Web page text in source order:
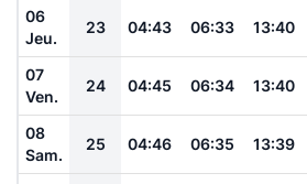
06
Jeu.
23 04:43 06:33 13:40
07
Ven.
24 04:45 06:34 13:40
08
Sam.
25 04:46 06:35 13:39